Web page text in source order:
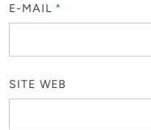
E-MAIL *
SITE WEB